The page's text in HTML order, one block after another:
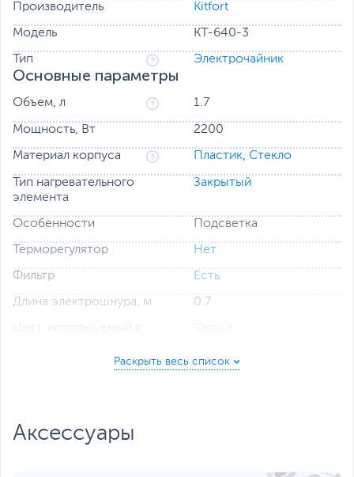
Производитель Kitfort
Модель KT-640-3
Тип Электрочайник
Основные параметры
Объем, л 1.7
Мощность, Вт 2200
Материал корпуса Пластик, Стекло
Тип нагревательного
элемента
Закрытый
Особенности Подсветка
Терморегулятор Нет
Фильтр Есть
Длина электрошнура, м 0.7
Серый
Нагрев воды до 40, 70,
Аксессуары